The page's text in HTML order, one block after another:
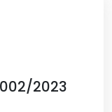
002/2023